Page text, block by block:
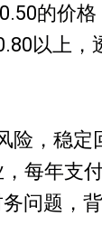
的价
以上，
险，稳
每年支
问题，背